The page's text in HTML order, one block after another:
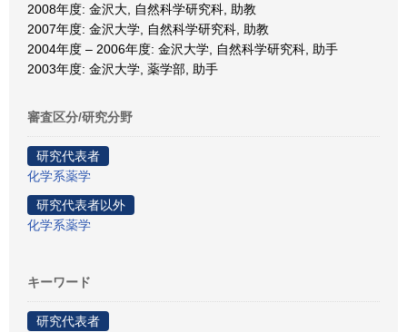
2008年度: 金沢大, 自然科学研究科, 助教
2007年度: 金沢大学, 自然科学研究科, 助教
2004年度 – 2006年度: 金沢大学, 自然科学研究科, 助手
2003年度: 金沢大学, 薬学部, 助手
審査区分/研究分野
研究代表者
化学系薬学
研究代表者以外
化学系薬学
キーワード
研究代表者